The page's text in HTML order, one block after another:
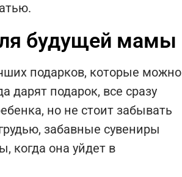
будущей мамы
подарков, которые можно
дарят подарок, все сразу
но не стоит забывать
забавные сувениры
когда она уйдет в